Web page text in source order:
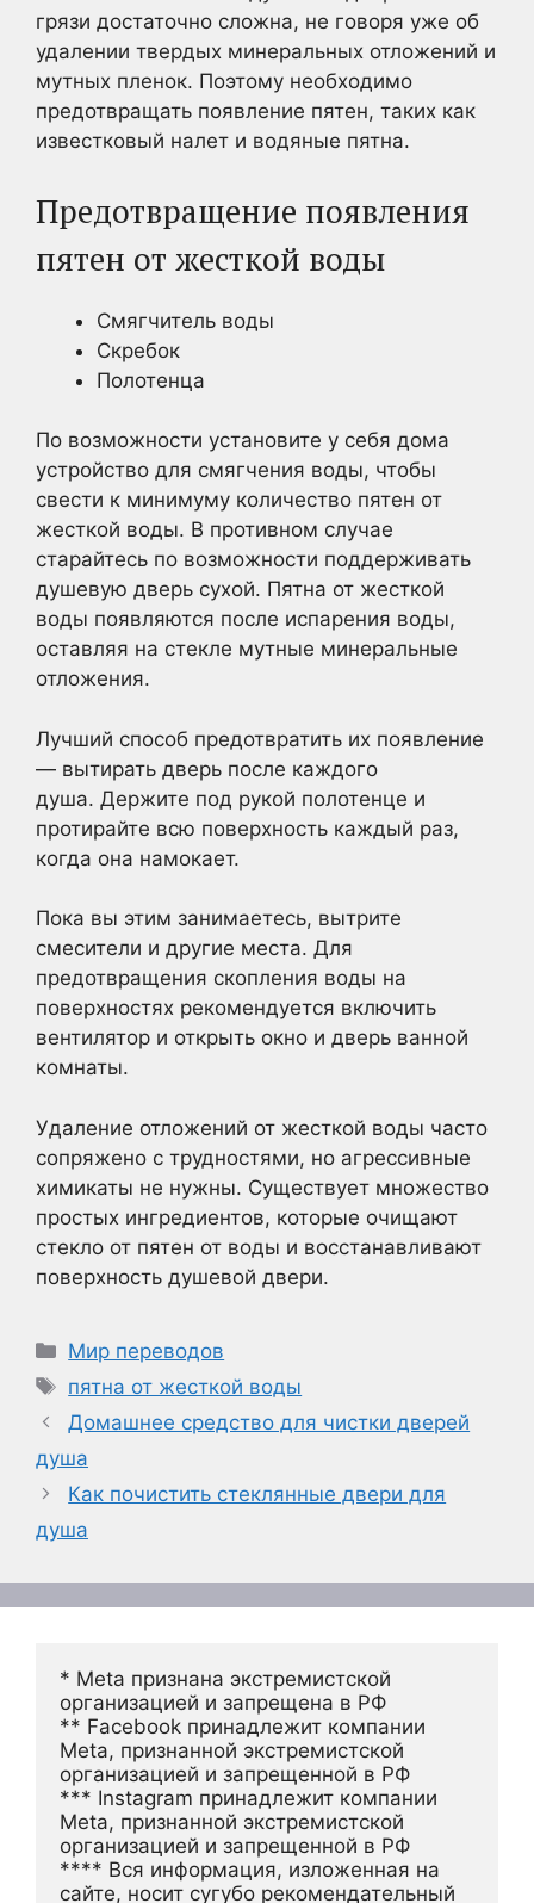
грязи достаточно сложна, не говоря уже об
удалении твердых минеральных отложений и
мутных пленок. Поэтому необходимо
предотвращать появление пятен, таких как
известковый налет и водяные пятна.
Предотвращение появления
пятен от жесткой воды
Смягчитель воды
Скребок
Полотенца
По возможности установите у себя дома
устройство для смягчения воды, чтобы
свести к минимуму количество пятен от
жесткой воды. В противном случае
старайтесь по возможности поддерживать
душевую дверь сухой. Пятна от жесткой
воды появляются после испарения воды,
оставляя на стекле мутные минеральные
отложения.
Лучший способ предотвратить их появление
— вытирать дверь после каждого
душа. Держите под рукой полотенце и
протирайте всю поверхность каждый раз,
когда она намокает.
Пока вы этим занимаетесь, вытрите
смесители и другие места. Для
предотвращения скопления воды на
поверхностях рекомендуется включить
вентилятор и открыть окно и дверь ванной
комнаты.
Удаление отложений от жесткой воды часто
сопряжено с трудностями, но агрессивные
химикаты не нужны. Существует множество
простых ингредиентов, которые очищают
стекло от пятен от воды и восстанавливают
поверхность душевой двери.
Рубрики
Мир переводов
Метки
пятна от жесткой воды
Домашнее средство для чистки дверей
душа
Как почистить стеклянные двери для
душа
* Meta признана экстремистской
организацией и запрещена в РФ
** Facebook принадлежит компании
Meta, признанной экстремистской
организацией и запрещенной в РФ
*** Instagram принадлежит компании
Meta, признанной экстремистской
организацией и запрещенной в РФ
**** Вся информация, изложенная на
сайте, носит сугубо рекомендательный